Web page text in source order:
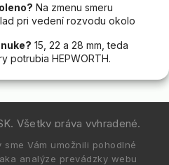
Vám umožnili pohodlné
analýze prevádzky webu
Na zmenu smeru
pri vedení rozvodu okolo
15, 22 a 28 mm, teda
potrubia HEPWORTH.
. Všetky práva vyhradené.
| DesignShoptak.cz.